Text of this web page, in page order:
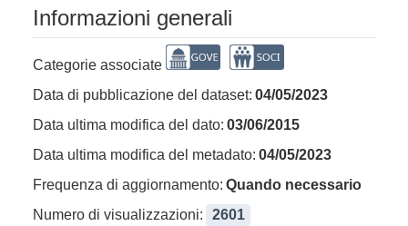
Informazioni generali
Categorie associate
Data di pubblicazione del dataset: 04/05/2023
Data ultima modifica del dato: 03/06/2015
Data ultima modifica del metadato: 04/05/2023
Frequenza di aggiornamento: Quando necessario
Numero di visualizzazioni:
2601